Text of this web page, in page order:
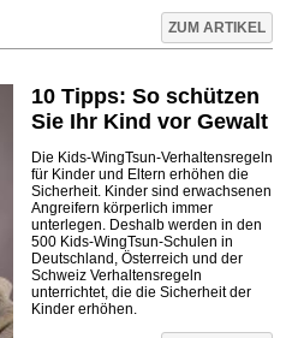
ZUM ARTIKEL
10 Tipps: So schützen
Sie Ihr Kind vor Gewalt
Die Kids-WingTsun-Verhaltensregeln
für Kinder und Eltern erhöhen die
Sicherheit. Kinder sind erwachsenen
Angreifern körperlich immer
unterlegen. Deshalb werden in den
500 Kids-WingTsun-Schulen in
Deutschland, Österreich und der
Schweiz Verhaltensregeln
unterrichtet, die die Sicherheit der
Kinder erhöhen.